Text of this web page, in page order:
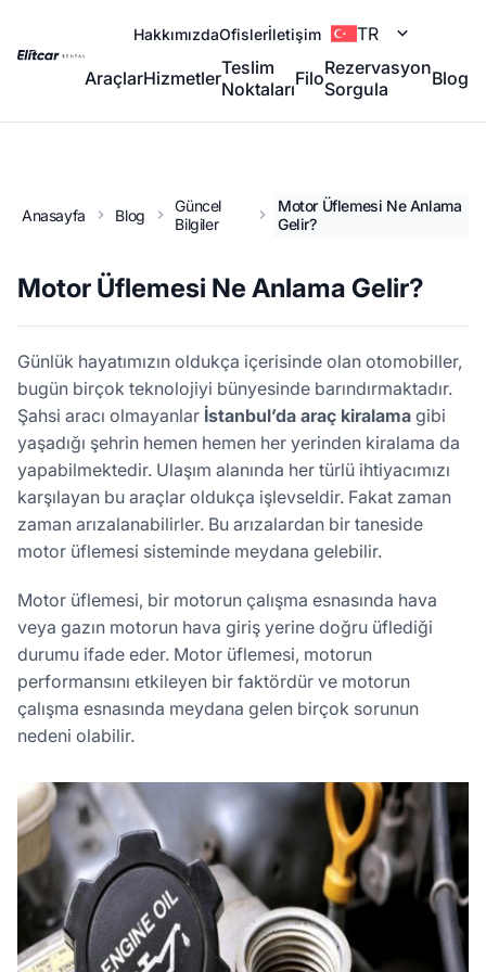
HakkımızdaOfislerİletişim TR
AraçlarHizmetlerTeslim
NoktalarıFiloRezervasyon
Sorgula
Blog
Anasayfa Blog
Güncel
Bilgiler
Motor Üflemesi Ne Anlama
Gelir?
Motor Üflemesi Ne Anlama Gelir?
Günlük hayatımızın oldukça içerisinde olan otomobiller,
bugün birçok teknolojiyi bünyesinde barındırmaktadır.
Şahsi aracı olmayanlar İstanbul’da araç kiralama gibi
yaşadığı şehrin hemen hemen her yerinden kiralama da
yapabilmektedir. Ulaşım alanında her türlü ihtiyacımızı
karşılayan bu araçlar oldukça işlevseldir. Fakat zaman
zaman arızalanabilirler. Bu arızalardan bir taneside
motor üflemesi sisteminde meydana gelebilir.
Motor üflemesi, bir motorun çalışma esnasında hava
veya gazın motorun hava giriş yerine doğru üflediği
durumu ifade eder. Motor üflemesi, motorun
performansını etkileyen bir faktördür ve motorun
çalışma esnasında meydana gelen birçok sorunun
nedeni olabilir.